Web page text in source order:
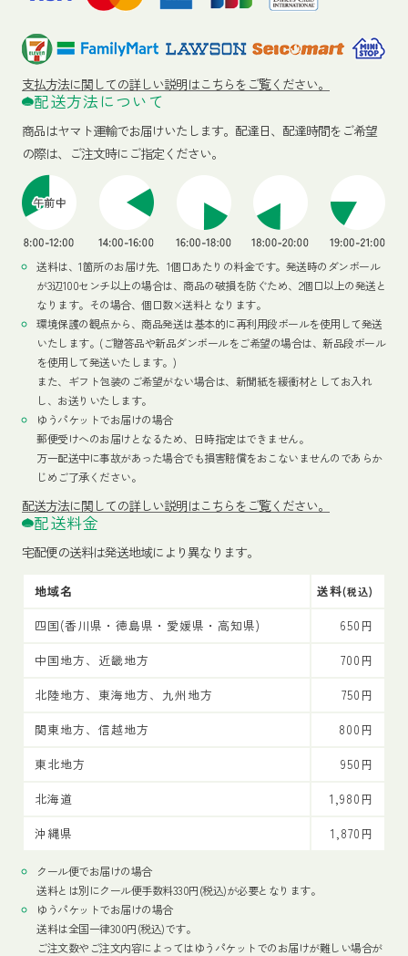
支払方法に関しての詳しい説明はこちらをご覧ください。
配送方法について
商品はヤマト運輸でお届けいたします。 配達日、配達時間をご希望
の際は、ご注文時にご指定ください。
送料は、1箇所のお届け先、1個口あたりの料金です。発送時のダンボール
が3辺100センチ以上の場合は、商品の破損を防ぐため、2個口以上の発送と
なります。その場合、個口数×送料となります。
環境保護の観点から、商品発送は基本的に再利用段ボールを使用して発送
いたします。(ご贈答品や新品ダンボールをご希望の場合は、新品段ボール
を使用して発送いたします。)
また、ギフト包装のご希望がない場合は、新聞紙を緩衝材としてお入れ
し、お送りいたします。
ゆうパケットでお届けの場合
郵便受けへのお届けとなるため、日時指定はできません。
万一配送中に事故があった場合でも損害賠償をおこないませんのであらか
じめご了承ください。
配送方法に関しての詳しい説明はこちらをご覧ください。
配送料金
宅配便の送料は発送地域により異なります。
地域名 送料(税込)
四国(香川県・徳島県・愛媛県・高知県)
650円
中国地方、近畿地方
700円
北陸地方、東海地方、九州地方
750円
関東地方、信越地方
800円
東北地方
950円
北海道
1,980円
沖縄県
1,870円
クール便でお届けの場合
送料とは別にクール便手数料330円(税込)が必要となります。
ゆうパケットでお届けの場合
送料は全国一律300円(税込)です。
ご注文数やご注文内容によってはゆうパケットでのお届けが難しい場合が